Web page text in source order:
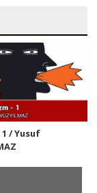
/ Yusuf